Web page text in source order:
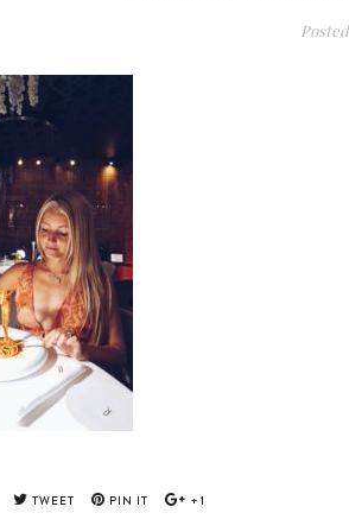
TWEET PIN IT +1